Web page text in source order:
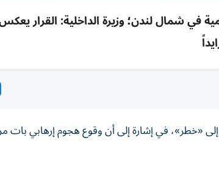
في شمال لندن؛ وزيرة الداخلية: القرار
«خطر»، في إشارة إلى ‌أن وقوع هجوم ⁠إرهابي بات